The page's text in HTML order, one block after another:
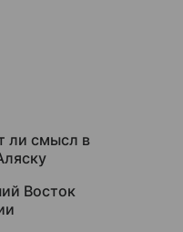
ли смысл в
Восток